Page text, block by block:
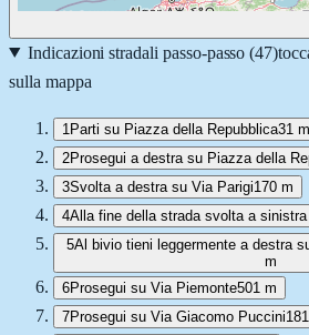
Indicazioni stradali passo-passo (47)
sulla mappa
1 Parti su Piazza della Repubblica31 m
2Prosegui a destra su Piazza della
3Svolta a destra su Via Parigi170 m
4Alla fine della strada svolta a
5Al bivio tieni leggermente a destra
m
6Prosegui su Via Piemonte501 m
7Prosegui su Via Giacomo Puccini